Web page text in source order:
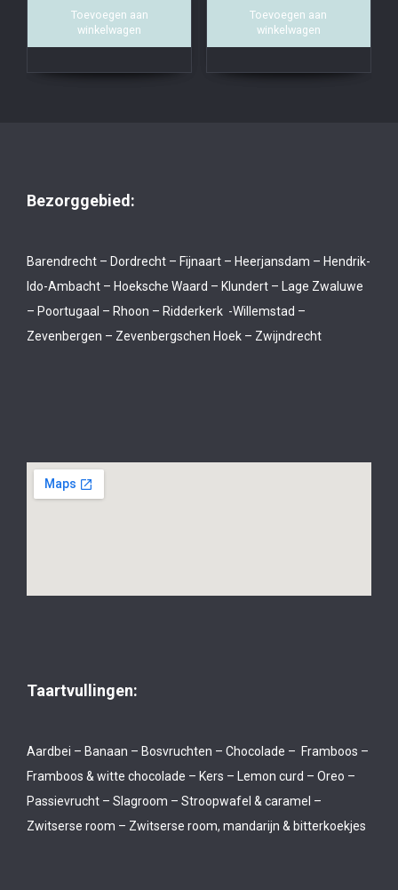
Toevoegen aan
winkelwagen
Toevoegen aan
winkelwagen
Bezorggebied:
Barendrecht – Dordrecht – Fijnaart – Heerjansdam – Hendrik-
Ido-Ambacht – Hoeksche Waard – Klundert – Lage Zwaluwe
– Poortugaal – Rhoon – Ridderkerk -Willemstad –
Zevenbergen – Zevenbergschen Hoek – Zwijndrecht
Taartvullingen:
Aardbei – Banaan – Bosvruchten – Chocolade – Framboos –
Framboos & witte chocolade – Kers – Lemon curd – Oreo –
Passievrucht – Slagroom – Stroopwafel & caramel –
Zwitserse room – Zwitserse room, mandarijn & bitterkoekjes